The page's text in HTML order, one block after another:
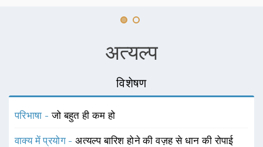
अत्यल्प
विशेषण
परिभाषा -जो बहुत ही कम हो
वाक्य में प्रयोग -अत्यल्प बारिश होने की वज़ह से धान की रोपाई